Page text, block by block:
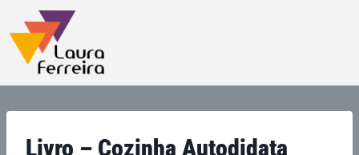
Livro – Cozinha Autodidata